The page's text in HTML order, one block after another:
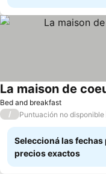
Bed and breakfast
La maison de
/ Puntuación no disponible
Seleccioná las fechas
precios exactos